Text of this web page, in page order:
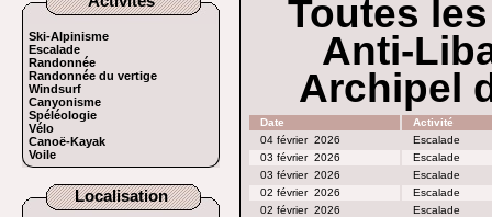
Toutes
Anti-
Archipel
Date
Activité
04 février 2026
Escalade
03 février 2026
Escalade
03 février 2026
Escalade
02 février 2026
Escalade
02 février 2026
Escalade
Ski-Alpinisme
Escalade
Randonnée
Randonnée du vertige
Windsurf
Canyonisme
Spéléologie
Vélo
Canoë-Kayak
Voile
Localisation